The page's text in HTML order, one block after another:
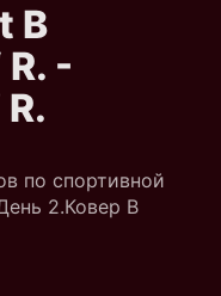
B
-
по спортивной
2.Ковер B